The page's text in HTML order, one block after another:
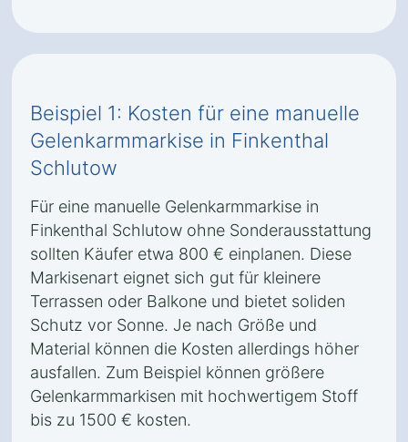
Beispiel 1: Kosten für eine manuelle
Gelenkarmmarkise in Finkenthal
Schlutow
Für eine manuelle Gelenkarmmarkise in
Finkenthal Schlutow ohne Sonderausstattung
sollten Käufer etwa 800 € einplanen. Diese
Markisenart eignet sich gut für kleinere
Terrassen oder Balkone und bietet soliden
Schutz vor Sonne. Je nach Größe und
Material können die Kosten allerdings höher
ausfallen. Zum Beispiel können größere
Gelenkarmmarkisen mit hochwertigem Stoff
bis zu 1500 € kosten.